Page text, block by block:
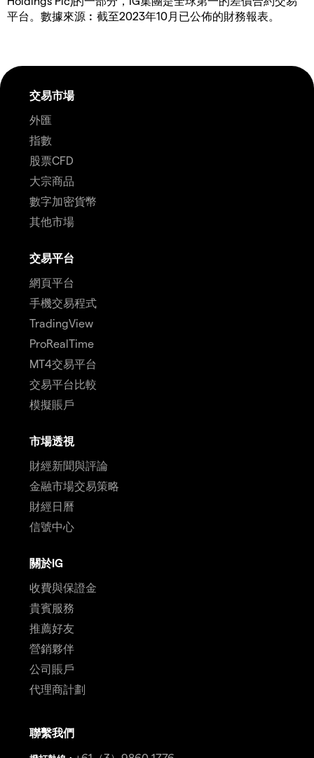
平台。數據來源︰截至2023年10月已公佈的財務報表。
交易市場
外匯
指數
股票CFD
大宗商品
數字加密貨幣
其他市場
交易平台
網頁平台
手機交易程式
TradingView
ProRealTime
MT4交易平台
交易平台比較
模擬賬戶
市場透視
財經新聞與評論
金融市場交易策略
財經日曆
信號中心
關於IG
收費與保證金
貴賓服務
推薦好友
營銷夥伴
公司賬戶
代理商計劃
聯繫我們